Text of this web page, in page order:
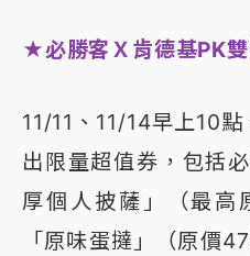
★必勝客Ｘ肯德基PK
11/11、11/14早上10
出限量超值券，包括
厚個人披薩」（最高
「原味蛋撻」（原價